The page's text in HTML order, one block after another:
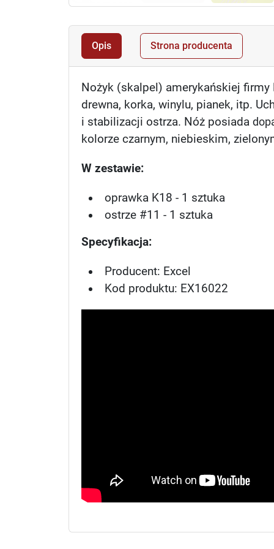
Opis Strona producenta
Nożyk (skalpel) amerykańskiej firmy
drewna, korka, winylu, pianek, itp.
i stabilizacji ostrza. Nóż posiada
kolorze czarnym, niebieskim,
W zestawie:
oprawka K18 - 1 sztuka
ostrze #11 - 1 sztuka
Specyfikacja:
Producent: Excel
Kod produktu: EX16022